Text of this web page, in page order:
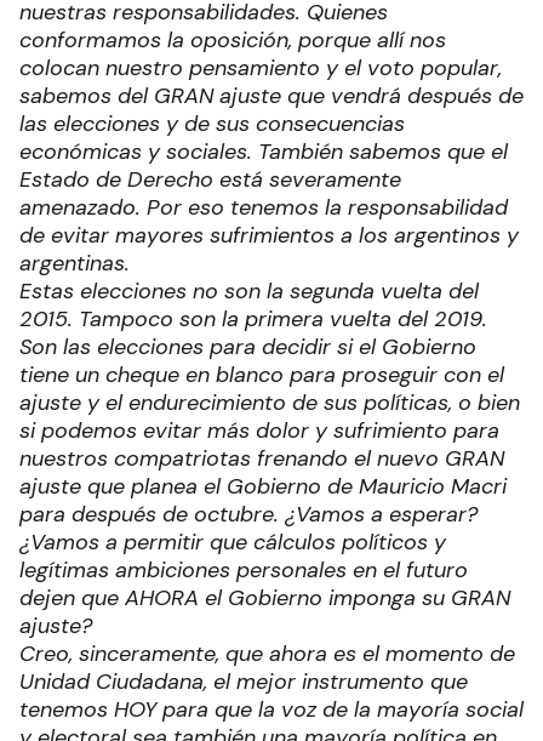
nuestras responsabilidades. Quienes
conformamos la oposición, porque allí nos
colocan nuestro pensamiento y el voto popular,
sabemos del GRAN ajuste que vendrá después de
las elecciones y de sus consecuencias
económicas y sociales. También sabemos que el
Estado de Derecho está severamente
amenazado. Por eso tenemos la responsabilidad
de evitar mayores sufrimientos a los argentinos y
argentinas.
Estas elecciones no son la segunda vuelta del
2015. Tampoco son la primera vuelta del 2019.
Son las elecciones para decidir si el Gobierno
tiene un cheque en blanco para proseguir con el
ajuste y el endurecimiento de sus políticas, o bien
si podemos evitar más dolor y sufrimiento para
nuestros compatriotas frenando el nuevo GRAN
ajuste que planea el Gobierno de Mauricio Macri
para después de octubre. ¿Vamos a esperar?
¿Vamos a permitir que cálculos políticos y
legítimas ambiciones personales en el futuro
dejen que AHORA el Gobierno imponga su GRAN
ajuste?
Creo, sinceramente, que ahora es el momento de
Unidad Ciudadana, el mejor instrumento que
tenemos HOY para que la voz de la mayoría social